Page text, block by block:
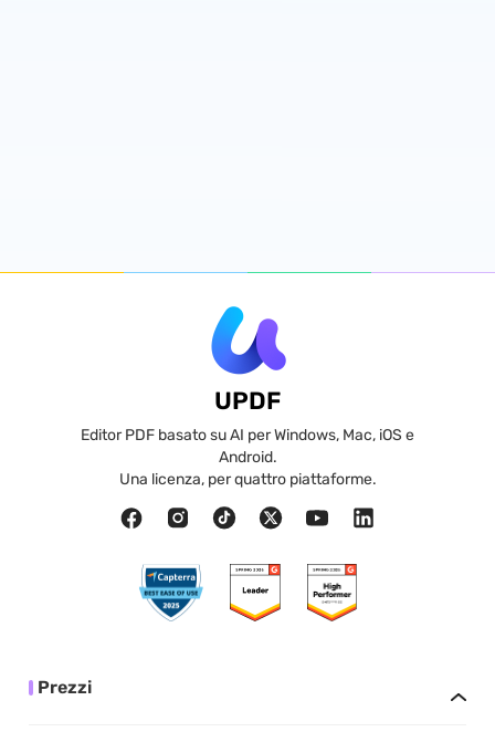
UPDF
Editor PDF basato su AI per Windows, Mac, iOS e
Android.
Una licenza, per quattro piattaforme.
Prezzi